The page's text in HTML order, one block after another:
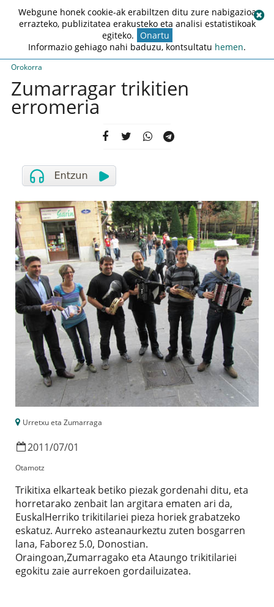
Orokorra
Zumarragar trikitien
erromeria
Urretxu eta Zumarraga
2011/07/01
Otamotz
Trikitixa elkarteak betiko piezak gordenahi ditu, eta
horretarako zenbait lan argitara ematen ari da,
EuskalHerriko trikitilariei pieza horiek grabatzeko
eskatuz. Aurreko asteanaurkeztu zuten bosgarren
lana, Faborez 5.0, Donostian.
Oraingoan,Zumarragako eta Ataungo trikitilariei
egokitu zaie aurrekoen gordailuizatea.
Webgune honek cookie-ak erabiltzen ditu zure nabigazioa
errazteko, publizitatea erakusteko eta analisi estatistikoak
egiteko. Onartu
Informazio gehiago nahi baduzu, kontsultatu hemen.